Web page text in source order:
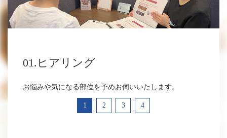
01.ヒアリング
お悩みや気になる部位を予めお伺いいたします。
1 2 3 4